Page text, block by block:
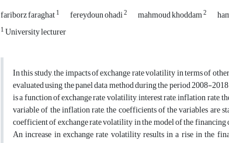
fariborz faraghat1 fereydoun ohadi2 mahmoud khoddam2
1University lecturer
In this study, the impacts of exchange rate volatility in terms of
evaluated using the panel data method during the period 2008-
is a function of exchange rate volatility, interest rate, inflation rate,
variable of the inflation rate, the coefficients of the variables are
coefficient of exchange rate volatility in the model of the financing
An increase in exchange rate volatility results in a rise in the